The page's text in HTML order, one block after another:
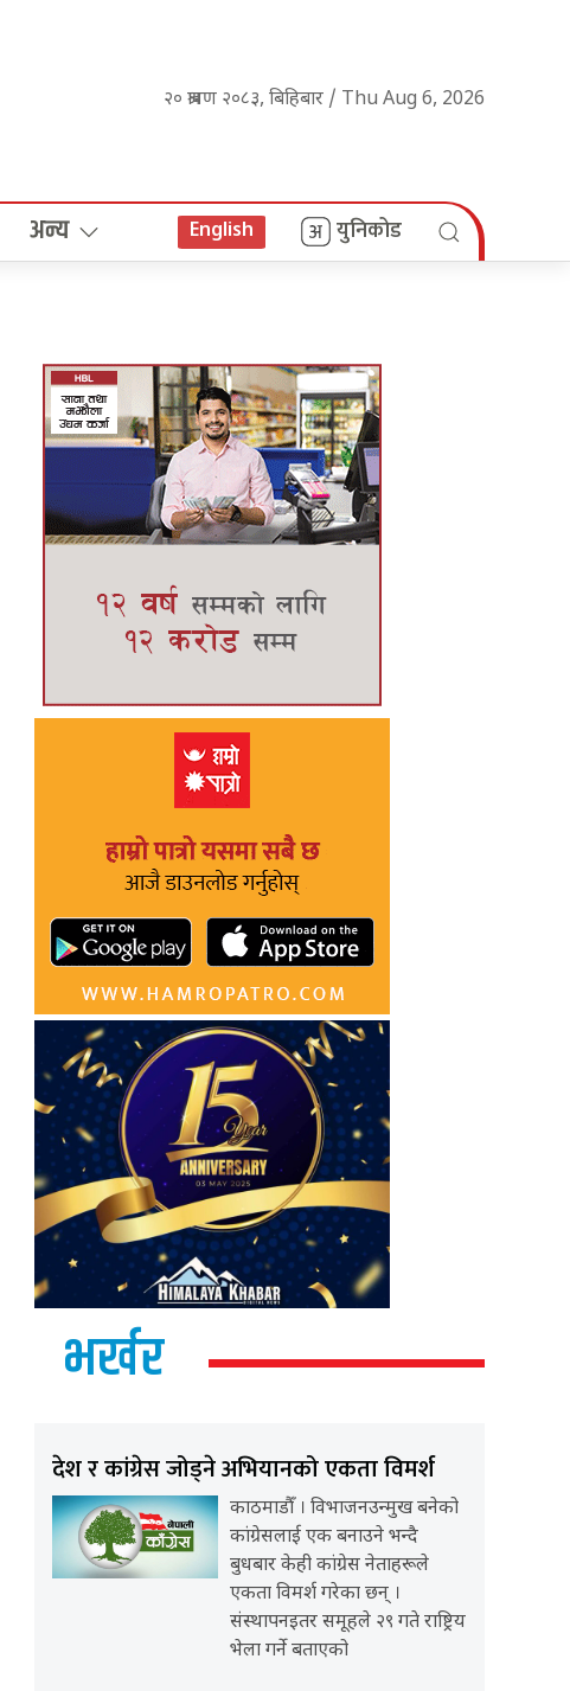
२० श्रावण २०८३, बिहिबार / Thu Aug 6, 2026
अन्य English युनिकोड
भर्खर
देश र कांग्रेस जोड्ने अभियानको एकता विमर्श
काठमाडौँ । विभाजनउन्मुख बनेको
कांग्रेसलाई एक बनाउने भन्दै
बुधबार केही कांग्रेस नेताहरूले
एकता विमर्श गरेका छन् ।
संस्थापनइतर समूहले २९ गते राष्ट्रिय
भेला गर्ने बताएको